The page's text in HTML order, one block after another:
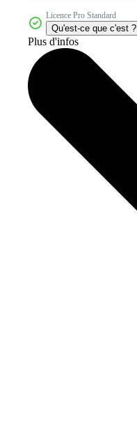
Licence Pro Standard
Qu'est-ce que c'est ?
Plus d'infos